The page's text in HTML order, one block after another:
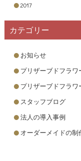
2017
カテゴリー
お知らせ
プリザーブドフラ
プリザーブドフラワ
スタッフブログ
法人の導入事例
オーダーメイドの制